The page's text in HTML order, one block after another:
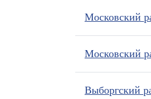
Московский
Московский
Выборгский